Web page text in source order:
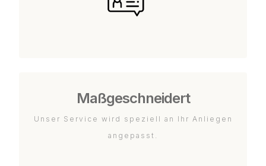
Maßgeschneidert
Unser Service wird speziell an Ihr Anliegen
angepasst.